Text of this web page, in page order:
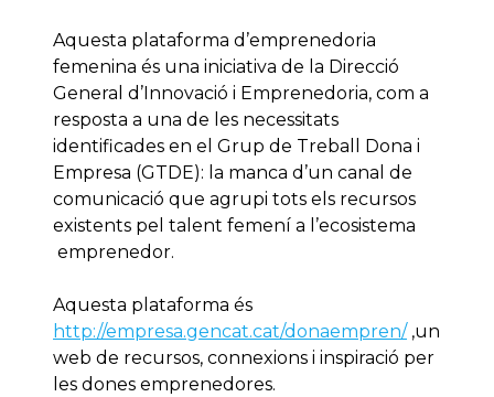
Aquesta plataforma d’emprenedoria
femenina és una iniciativa de la Direcció
General d’Innovació i Emprenedoria, com a
resposta a una de les necessitats
identificades en el Grup de Treball Dona i
Empresa (GTDE): la manca d’un canal de
comunicació que agrupi tots els recursos
existents pel talent femení a l’ecosistema
emprenedor.
Aquesta plataforma és
http://empresa.gencat.cat/donaempren/,un
web de recursos, connexions i inspiració per
les dones emprenedores.